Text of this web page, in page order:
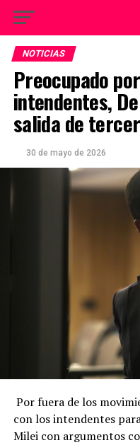
NOTICIAS
Preocupado
intendentes,
salida de
30 de mayo de 2026
Por fuera de los
con los intendentes
Milei con argumentos